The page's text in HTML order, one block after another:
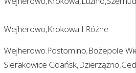
Wejherowo,Krokowa I Różne
Wejherowo.Postomino,Bożepole
Sierakowice